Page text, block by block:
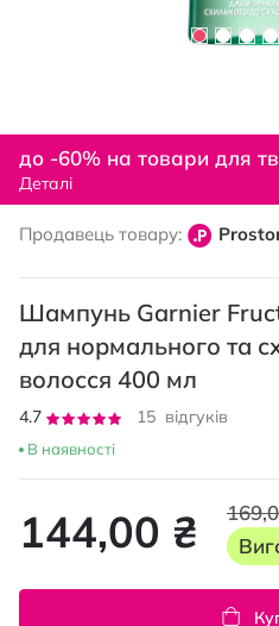
початку
галереї
до -60% на товари для
Деталі
Продавець товару:
Шампунь Garnier
для нормального та
волосся 400 мл
Рейтинг:
4.7
15 відгуків
В наявності
144,00 ₴